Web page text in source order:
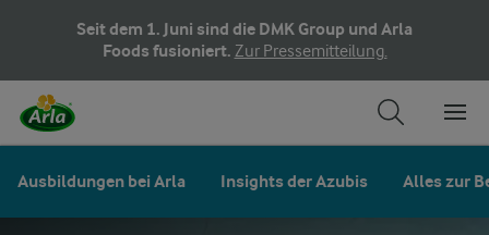
Seit dem 1. Juni sind die DMK Group und Arla
Foods fusioniert. Zur Pressemitteilung.
Ausbildungen bei Arla Insights der Azubis Alles zur